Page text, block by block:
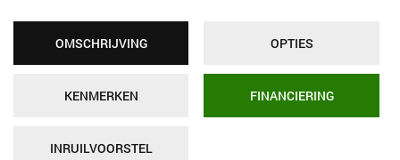
OMSCHRIJVING OPTIES
KENMERKEN FINANCIERING
INRUILVOORSTEL